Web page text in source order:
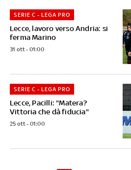
Lecce, lavoro verso Andria: si
ferma Marino
SERIE C - LEGA PRO
31 ott - 01:00
Lecce, Pacilli: "Matera?
Vittoria che dà fiducia"
SERIE C - LEGA PRO
25 ott - 01:00